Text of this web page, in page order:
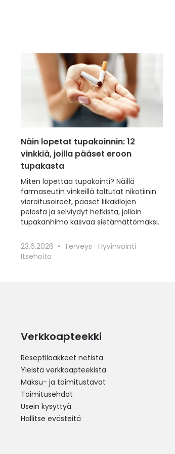
Näin lopetat tupakoinnin: 12
vinkkiä, joilla pääset eroon
tupakasta
Miten lopettaa tupakointi? Näillä
farmaseutin vinkeillä taltutat nikotiinin
vieroitusoireet, pääset liikakilojen
pelosta ja selviydyt hetkistä, jolloin
tupakanhimo kasvaa sietämättömäksi.
23.6.2026 Terveys
Hyvinvointi
Itsehoito
Verkkoapteekki
Reseptilääkkeet netistä
Yleistä verkkoapteekista
Maksu- ja toimitustavat
Toimitusehdot
Usein kysyttyä
Hallitse evästeitä